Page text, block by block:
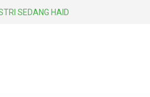
SEDANG HAID
GENERASI
MANUSIA